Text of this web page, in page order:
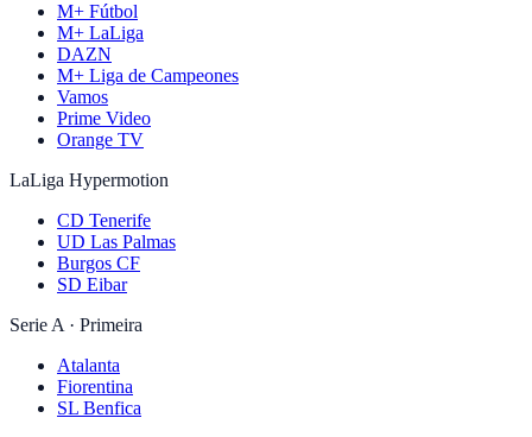
M+ Fútbol
M+ LaLiga
DAZN
M+ Liga de Campeones
Vamos
Prime Video
Orange TV
LaLiga Hypermotion
CD Tenerife
UD Las Palmas
Burgos CF
SD Eibar
Serie A · Primeira
Atalanta
Fiorentina
SL Benfica